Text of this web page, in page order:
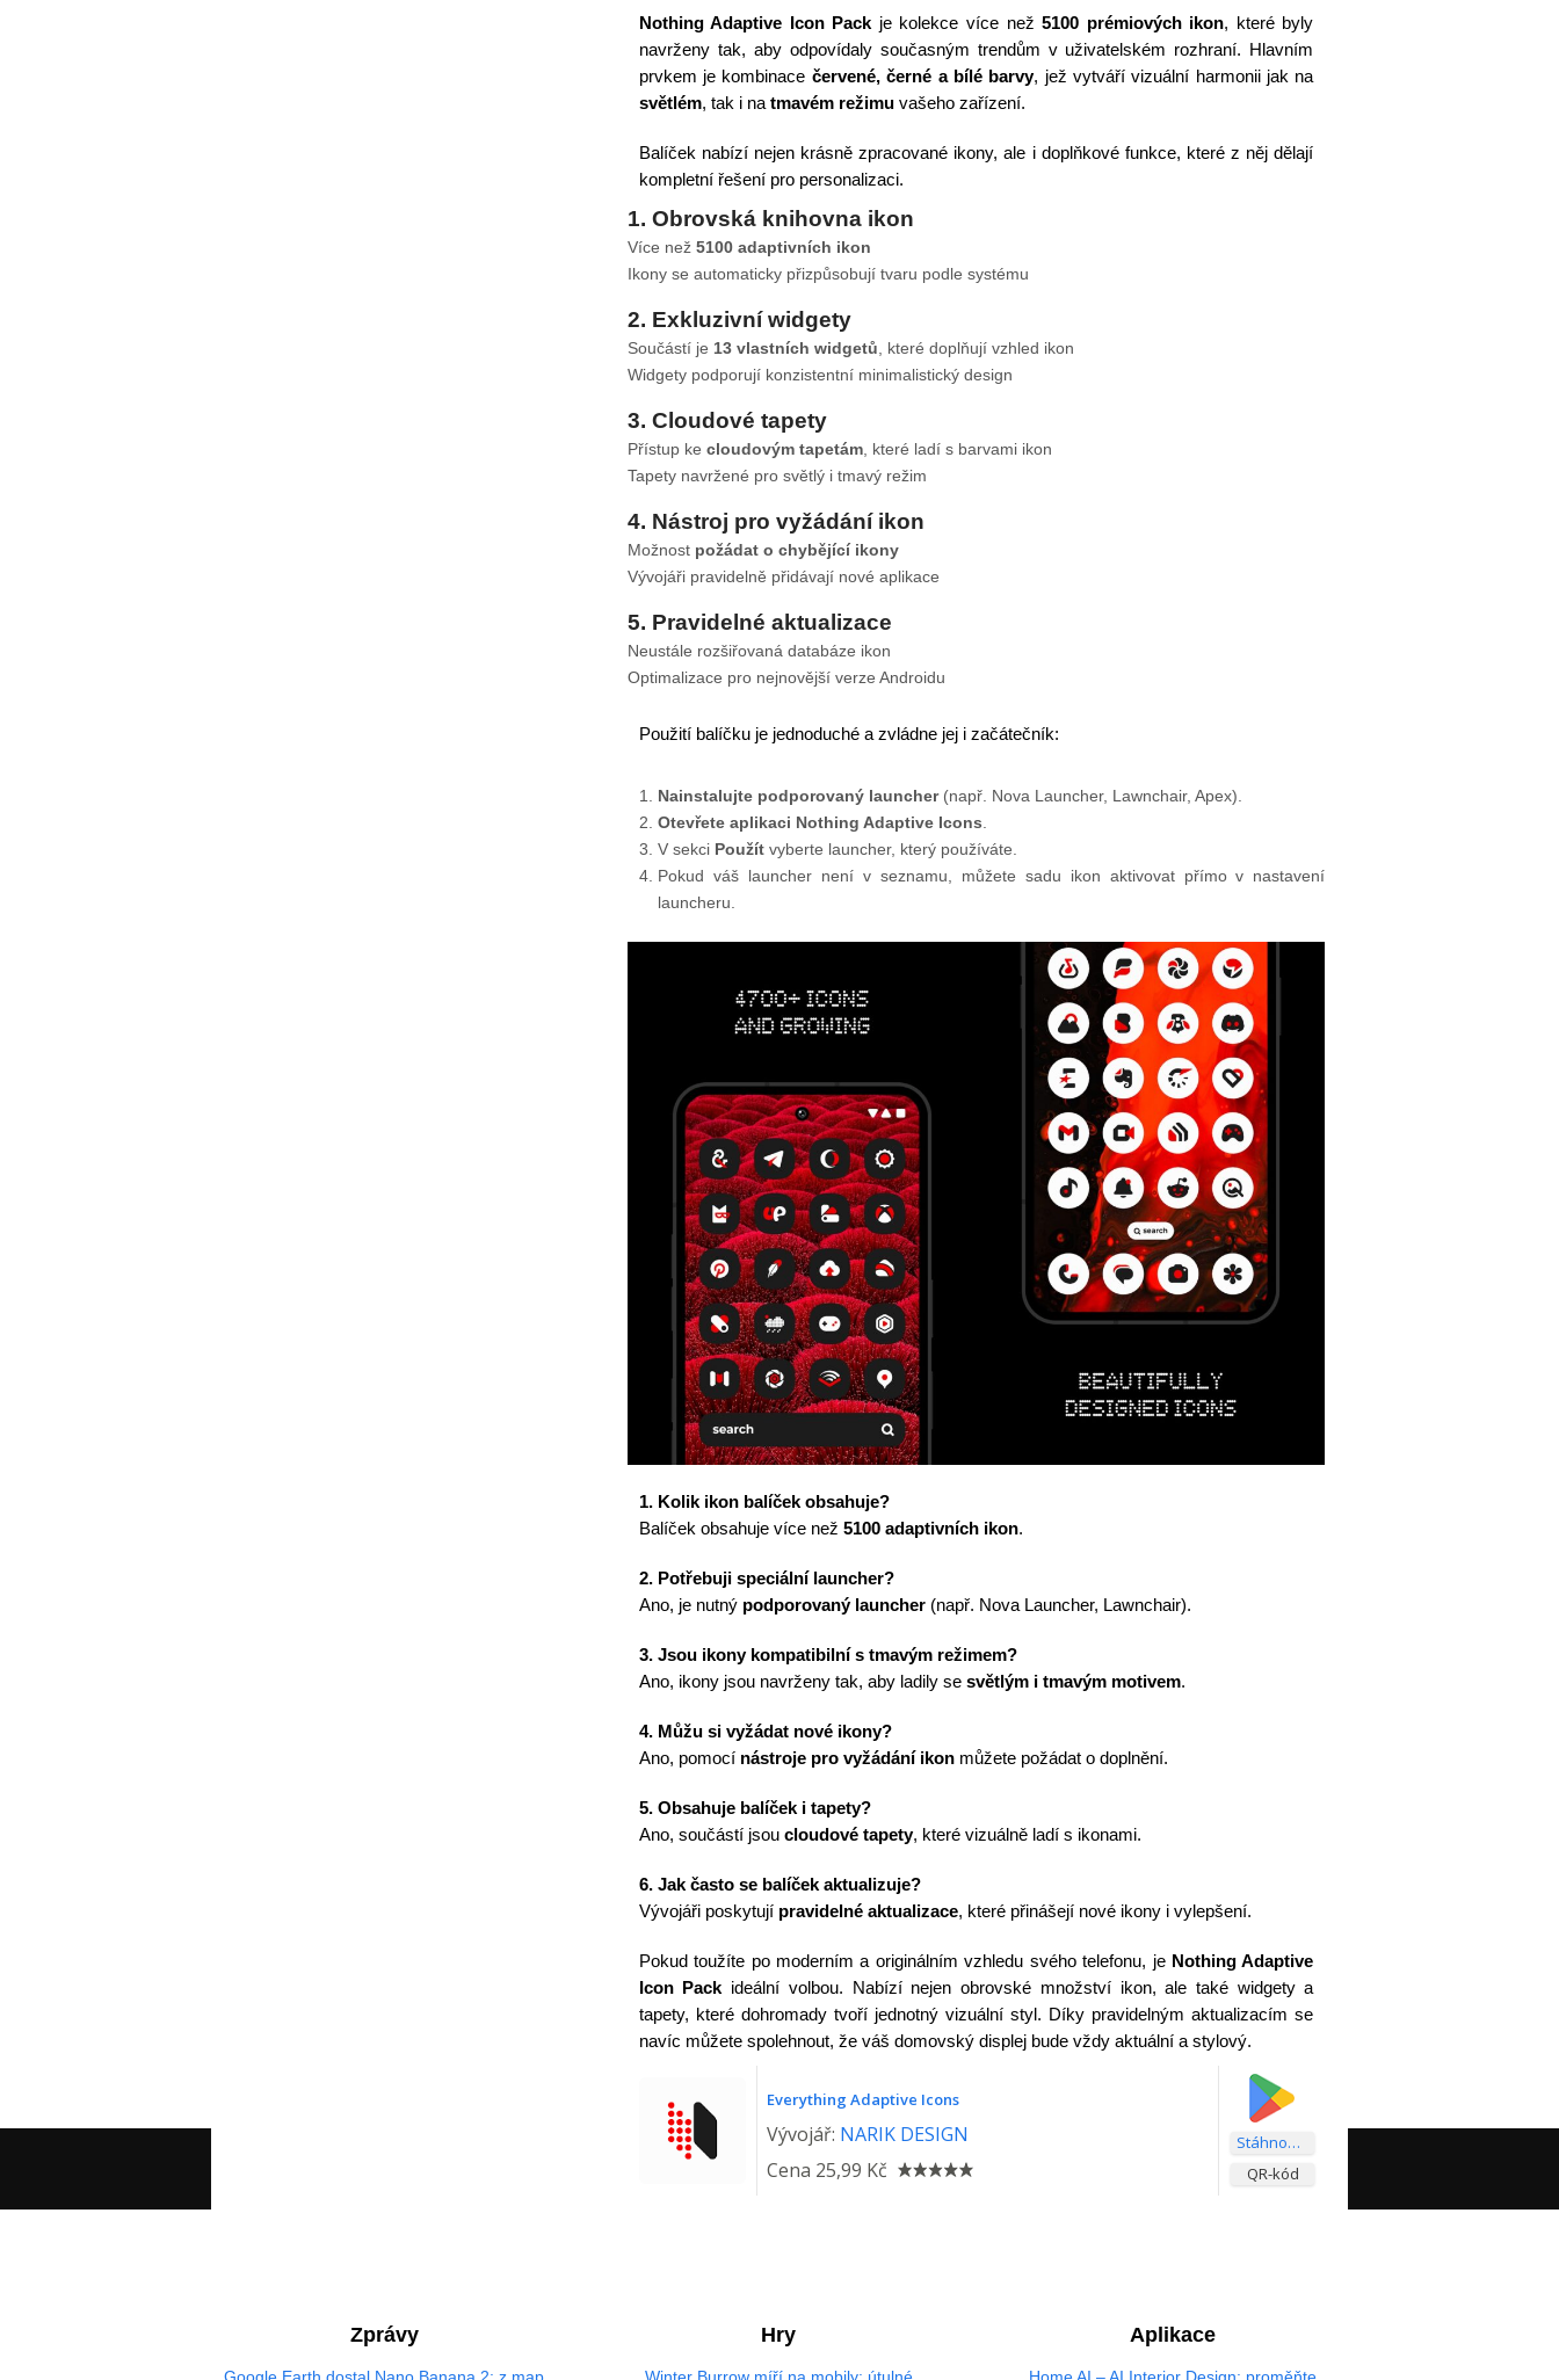
Nothing Adaptive Icon Pack je kolekce více než5100 prémiových ikon, které byly
navrženy tak, aby odpovídaly současným trendům v uživatelském rozhraní. Hlavním
prvkem je kombinace červené, černé a bílé barvy, jež vytváří vizuální harmonii jak na
světlém, tak i na tmavém režimuvašeho zařízení.
Balíček nabízí nejen krásně zpracované ikony, ale i doplňkové funkce, které z něj dělají
kompletní řešení pro personalizaci.
1. Obrovská knihovna ikon
Více než 5100 adaptivních ikon
Ikony se automaticky přizpůsobují tvaru podle systému
2. Exkluzivní widgety
Součástí je 13 vlastních widgetů , které doplňují vzhled ikon
Widgety podporují konzistentní minimalistický design
3. Cloudové tapety
Přístup ke cloudovým tapetám, které ladí s barvami ikon
Tapety navržené pro světlý i tmavý režim
4. Nástroj pro vyžádání ikon
Možnost požádat o chybějící ikony
Vývojáři pravidelně přidávají nové aplikace
5. Pravidelné aktualizace
Neustále rozšiřovaná databáze ikon
Optimalizace pro nejnovější verze Androidu
Použití balíčku je jednoduché a zvládne jej i začátečník:
Nainstalujte podporovaný launcher(např. Nova Launcher, Lawnchair, Apex).
Otevřete aplikaci Nothing Adaptive Icons
V sekci Použít vyberte launcher, který používáte.
Pokud váš launcher není v seznamu, můžete sadu ikon aktivovat přímo v nastavení
launcheru.
1. Kolik ikon balíček obsahuje?
Balíček obsahuje více než 5100 adaptivních ikon.
2. Potřebuji speciální launcher?
Ano, je nutný podporovaný launcher(např. Nova Launcher, Lawnchair).
3. Jsou ikony kompatibilní s tmavým režimem?
Ano, ikony jsou navrženy tak, aby ladily se světlým i tmavým motivem.
4. Můžu si vyžádat nové ikony?
Ano, pomocí nástroje pro vyžádání ikonmůžete požádat o doplnění.
5. Obsahuje balíček i tapety?
Ano, součástí jsou cloudové tapety, které vizuálně ladí s ikonami.
6. Jak často se balíček aktualizuje?
Vývojáři poskytují pravidelné aktualizace, které přinášejí nové ikony i vylepšení.
Pokud toužíte po moderním a originálním vzhledu svého telefonu, je Nothing Adaptive
Icon Pack ideální volbou. Nabízí nejen obrovské množství ikon, ale také widgety a
tapety, které dohromady tvoří jednotný vizuální styl. Díky pravidelným aktualizacím se
navíc můžete spolehnout, že váš domovský displej bude vždy aktuální a stylový.
Stáhnout aplikaci
QR-kód
Everything Adaptive Icons
Vývojář: NARIK DESIGN
Cena 25,99 Kč
Zprávy Hry Aplikace